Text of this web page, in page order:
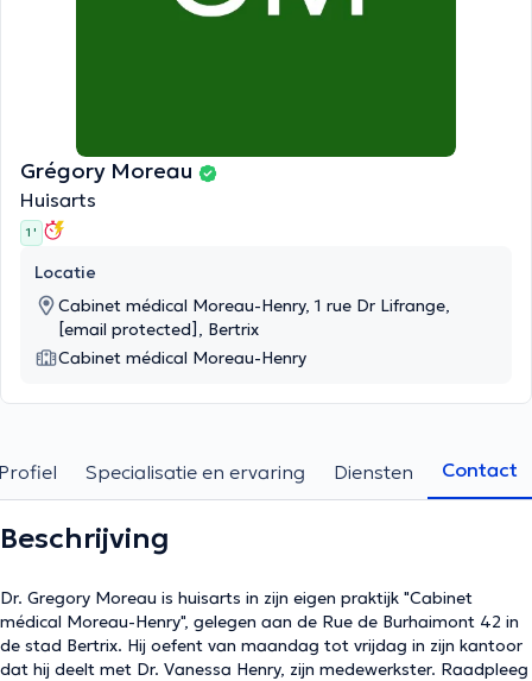
Grégory Moreau
Huisarts
1 '
Locatie
Cabinet médical Moreau-Henry, 1 rue Dr Lifrange,
[email protected] , Bertrix
Cabinet médical Moreau-Henry
Specialisatie en ervaring Diensten Contact
Beschrijving
Dr. Gregory Moreau is huisarts in zijn eigen praktijk "Cabinet
médical Moreau-Henry", gelegen aan de Rue de Burhaimont 42 in
de stad Bertrix. Hij oefent van maandag tot vrijdag in zijn kantoor
dat hij deelt met Dr. Vanessa Henry, zijn medewerkster. Raadpleeg